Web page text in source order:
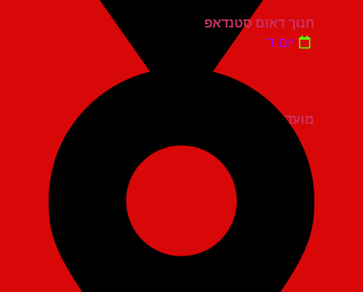
מועדון הגריי יהוד
חנוך דאום סטנדאפ
יום ד'